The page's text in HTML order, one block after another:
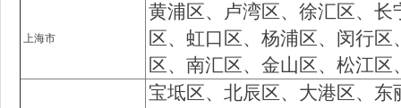
上海市
黄浦区、卢湾区、徐汇区、
区、虹口区、杨浦区、闵行
区、南汇区、金山区、松江
宝坻区、北辰区、大港区、